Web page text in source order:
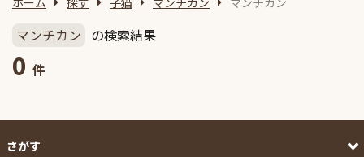
マンチカン の検索結果
0 件
さがす